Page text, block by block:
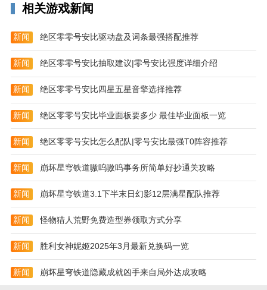
方案，一个后台管理所有门店经营。
Pad、POS、小票机、一体机等稳定好用的收银硬件，
让你自由组合，快速上手。
-----专业的服务团队，帮你解决经营困惑-----
直播大课-零售大牛的经营分享。
行业社群-业内伙伴资源互换。
小班学习-运营方案跟进落地。
-----你只需专注于自己的客户-----
商品管理：通过智能分析消费者喜好需求，让你随时了
解商品市场需求已经对库存变动及时调整，只卖客户需
要的商品。
吸引新客：推出时下最热的营销工具和方法，帮你提高
传播和成交效率，你自需做好产品和服务，让每一位客
户成为你的流量中心，形成口碑传播。
相关游戏新闻
新闻 绝区零零号安比驱动盘及词条最强搭配推荐
新闻 绝区零零号安比抽取建议|零号安比强度详细介绍
新闻 绝区零零号安比四星五星音擎选择推荐
新闻 绝区零零号安比毕业面板要多少 最佳毕业面板一览
新闻 绝区零零号安比怎么配队|零号安比最强T0阵容推荐
新闻 崩坏星穹铁道嗷呜嗷呜事务所简单好抄通关攻略
新闻 崩坏星穹铁道3.1下半末日幻影12层满星配队推荐
新闻 怪物猎人荒野免费造型券领取方式分享
新闻 胜利女神妮姬2025年3月最新兑换码一览
新闻 崩坏星穹铁道隐藏成就凶手来自局外达成攻略